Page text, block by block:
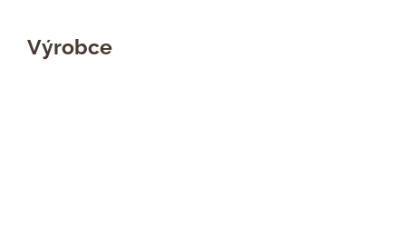
Výrobce